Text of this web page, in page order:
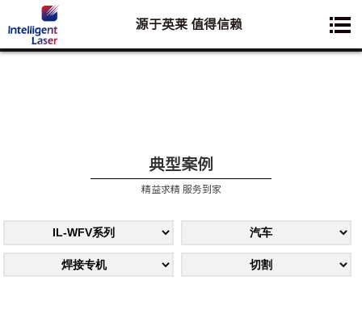
您想要了解的业务是:
源于英莱 值得信赖
典型案例
精益求精 服务到家